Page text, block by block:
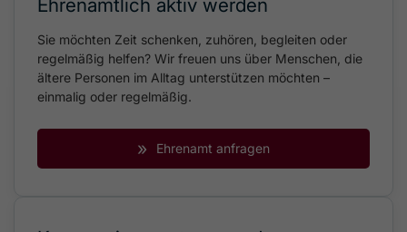
Ehrenamtlich aktiv werden
Sie möchten Zeit schenken, zuhören, begleiten oder
regelmäßig helfen? Wir freuen uns über Menschen, die
ältere Personen im Alltag unterstützen möchten –
einmalig oder regelmäßig.
» Ehrenamt anfragen